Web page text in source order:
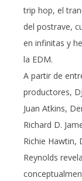
trip hop, el
del postrave,
en infinitas y
la EDM.
A partir de
productores,
Juan Atkins,
Richard D.
Richie Hawtin,
Reynolds